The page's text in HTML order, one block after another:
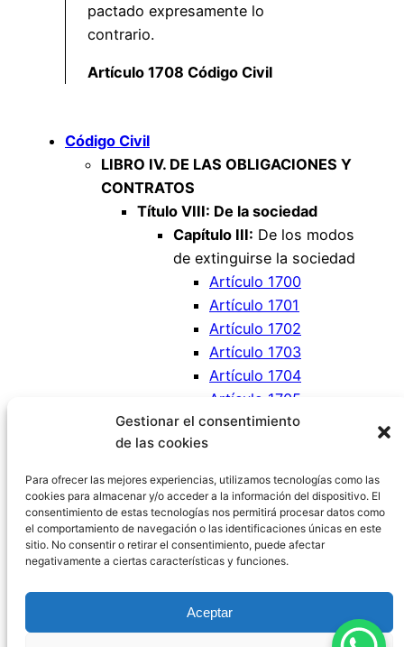
Gestionar el consentimiento
de las cookies
Para ofrecer las mejores experiencias, utilizamos tecnologías como las
cookies para almacenar y/o acceder a la información del dispositivo. El
consentimiento de estas tecnologías nos permitirá procesar datos como
el comportamiento de navegación o las identificaciones únicas en este
sitio. No consentir o retirar el consentimiento, puede afectar
negativamente a ciertas características y funciones.
Aceptar
pactado expresamente lo
contrario.
Artículo 1708 Código Civil
Código Civil
LIBRO IV. DE LAS OBLIGACIONES Y
CONTRATOS
Título VIII: De la sociedad
Capítulo III: De los modos
de extinguirse la sociedad
Artículo 1700
Artículo 1701
Artículo 1702
Artículo 1703
Artículo 1704
Artículo 1705
Artículo 1706